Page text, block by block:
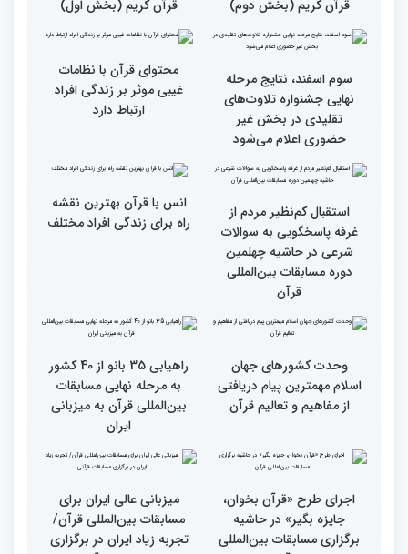
رقابت بخش بانوان چهلمین
دوره مسابقات بین المللی
قرآن کریم (بخش دوم)
گزارش تصویری اولین روز
رقابت بخش بانوان چهلمین
دوره مسابقات بین المللی
قرآن کریم (بخش اول)
نهایی جشنواره تلاوت‌های
تقلیدی در بخش غیر
حضوری اعلام می‌شود
غیبی موثر بر زندگی افراد
ارتباط دارد
استقبال کم‌نظیر مردم از
شرعی در حاشیه چهلمین
دوره مسابقات بین‌المللی
قرآن
انس با قرآن بهترین نقشه
راه برای زندگی افراد مختلف
اسلام مهمترین پیام دریافتی
از مفاهیم و تعالیم قرآن
به مرحله نهایی مسابقات
بین‌المللی قرآن به میزبانی
ایران